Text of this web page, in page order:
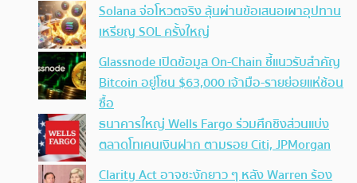
Solana จ่อโหวตจริง ลุ้นผ่านข้อเสนอเผาอุปทาน
เหรียญ SOL ครั้งใหญ่
Glassnode เปิดข้อมูล On-Chain ชี้แนวรับสำคัญ
Bitcoin อยู่โซน $63,000 เจ้ามือ-รายย่อยแห่ช้อน
ซื้อ
ธนาคารใหญ่ Wells Fargo ร่วมศึกชิงส่วนแบ่ง
ตลาดโทเคนเงินฝาก ตามรอย Citi, JPMorgan
Clarity Act อาจชะงักยาว ๆ หลัง Warren ร้อง